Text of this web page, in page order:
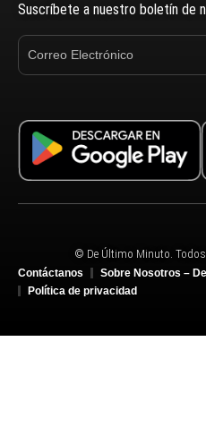
Suscríbete a nuestro boletín de
© De Último Minuto.
Contáctanos
Sobre Nosotros –
Política de privacidad